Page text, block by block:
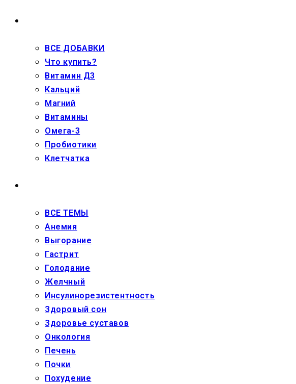
ВСЕ ДОБАВКИ
Что купить?
Витамин Д3
Кальций
Магний
Витамины
Омега-3
Пробиотики
Клетчатка
ВСЕ ТЕМЫ
Анемия
Выгорание
Гастрит
Голодание
Желчный
Инсулинорезистентность
Здоровый сон
Здоровье суставов
Онкология
Печень
Почки
Похудение